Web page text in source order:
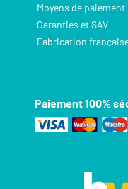
Moyens de paiement
Garanties et SAV
Fabrication
Paiement 100%